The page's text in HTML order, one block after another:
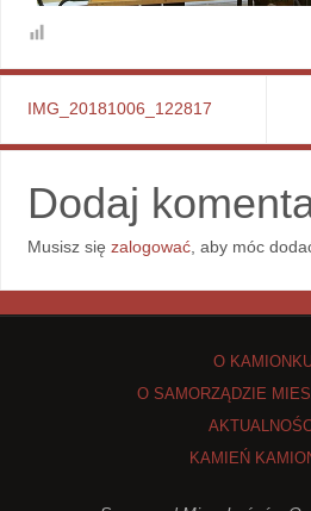
IMG_20181006_122817
Dodaj
Musisz się zalogować, aby móc
O
O SAMORZĄDZIE
KAMIEŃ